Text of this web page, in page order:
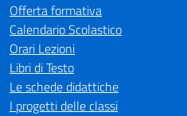
Offerta formativa
Calendario Scolastico
Orari Lezioni
Libri di Testo
Le schede didattiche
I progetti delle classi